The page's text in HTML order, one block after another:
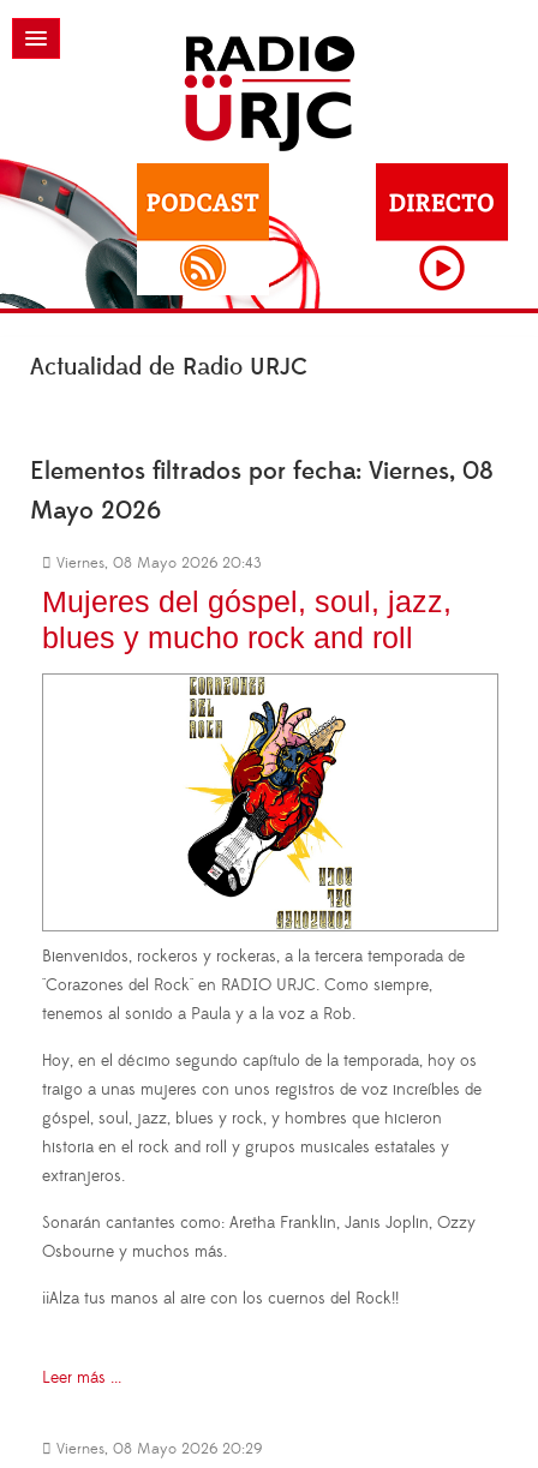
Actualidad de Radio URJC
Elementos filtrados por fecha: Viernes, 08
Mayo 2026
Viernes, 08 Mayo 2026 20:43
Mujeres del góspel, soul, jazz,
blues y mucho rock and roll
Bienvenidos, rockeros y rockeras, a la tercera temporada de
"Corazones del Rock" en RADIO URJC. Como siempre,
tenemos al sonido a Paula y a la voz a Rob.
Hoy, en el décimo segundo capítulo de la temporada, hoy os
traigo a unas mujeres con unos registros de voz increíbles de
góspel, soul, jazz, blues y rock, y hombres que hicieron
historia en el rock and roll y grupos musicales estatales y
extranjeros.
Sonarán cantantes como: Aretha Franklin, Janis Joplin, Ozzy
Osbourne y muchos más.
¡¡Alza tus manos al aire con los cuernos del Rock!!
Leer más ...
Viernes, 08 Mayo 2026 20:29